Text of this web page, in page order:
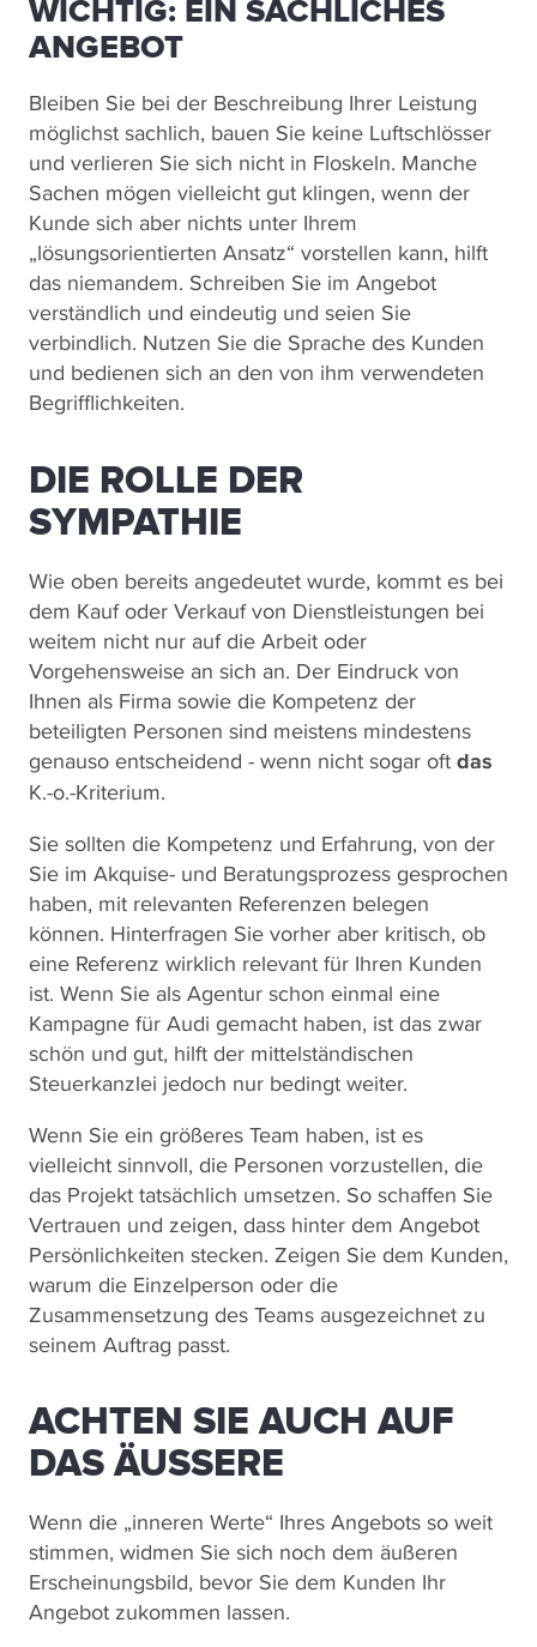
WICHTIG: EIN SACHLICHES
ANGEBOT
Bleiben Sie bei der Beschreibung Ihrer Leistung
möglichst sachlich, bauen Sie keine Luftschlösser
und verlieren Sie sich nicht in Floskeln. Manche
Sachen mögen vielleicht gut klingen, wenn der
Kunde sich aber nichts unter Ihrem
„lösungsorientierten Ansatz“ vorstellen kann, hilft
das niemandem. Schreiben Sie im Angebot
verständlich und eindeutig und seien Sie
verbindlich. Nutzen Sie die Sprache des Kunden
und bedienen sich an den von ihm verwendeten
Begrifflichkeiten.
DIE ROLLE DER
SYMPATHIE
Wie oben bereits angedeutet wurde, kommt es bei
dem Kauf oder Verkauf von Dienstleistungen bei
weitem nicht nur auf die Arbeit oder
Vorgehensweise an sich an. Der Eindruck von
Ihnen als Firma sowie die Kompetenz der
beteiligten Personen sind meistens mindestens
genauso entscheidend - wenn nicht sogar oft das
K.-o.-Kriterium.
Sie sollten die Kompetenz und Erfahrung, von der
Sie im Akquise- und Beratungsprozess gesprochen
haben, mit relevanten Referenzen belegen
können. Hinterfragen Sie vorher aber kritisch, ob
eine Referenz wirklich relevant für Ihren Kunden
ist. Wenn Sie als Agentur schon einmal eine
Kampagne für Audi gemacht haben, ist das zwar
schön und gut, hilft der mittelständischen
Steuerkanzlei jedoch nur bedingt weiter.
Wenn Sie ein größeres Team haben, ist es
vielleicht sinnvoll, die Personen vorzustellen, die
das Projekt tatsächlich umsetzen. So schaffen Sie
Vertrauen und zeigen, dass hinter dem Angebot
Persönlichkeiten stecken. Zeigen Sie dem Kunden,
warum die Einzelperson oder die
Zusammensetzung des Teams ausgezeichnet zu
seinem Auftrag passt.
ACHTEN SIE AUCH AUF
DAS ÄUSSERE
Wenn die „inneren Werte“ Ihres Angebots so weit
stimmen, widmen Sie sich noch dem äußeren
Erscheinungsbild, bevor Sie dem Kunden Ihr
Angebot zukommen lassen.